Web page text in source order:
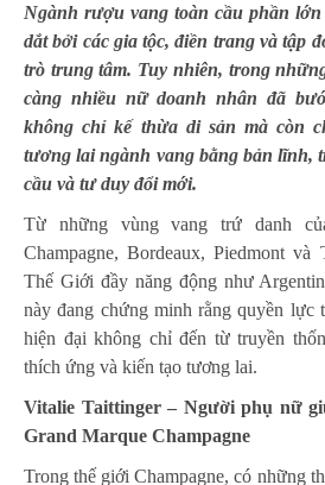
Ngành rượu vang toàn cầu phần
dắt bởi các gia tộc, điền trang và tập
trò trung tâm. Tuy nhiên, trong
càng nhiều nữ doanh nhân đã
không chỉ kế thừa di sản mà còn
tương lai ngành vang bằng bản lĩnh,
cầu và tư duy đổi mới.
Từ những vùng vang trứ danh
Champagne, Bordeaux, Piedmont
Thế Giới đầy năng động như
này đang chứng minh rằng quyền lực
hiện đại không chỉ đến từ truyền
thích ứng và kiến tạo tương lai.
Vitalie Taittinger – Người phụ nữ
Grand Marque Champagne
Trong thế giới Champagne, có những